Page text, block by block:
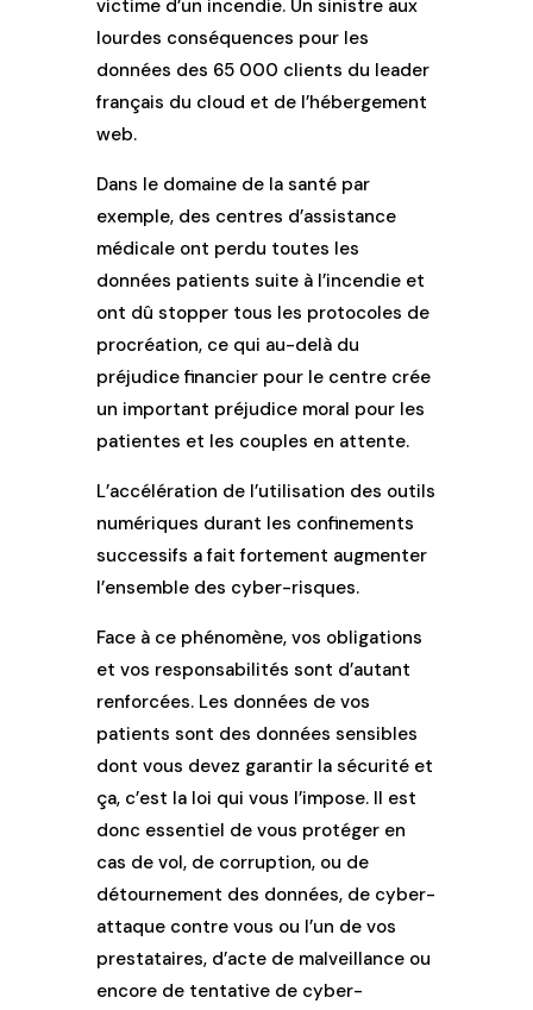
victime d’un incendie. Un sinistre aux
lourdes conséquences pour les
données des 65 000 clients du leader
français du cloud et de l’hébergement
web.
Dans le domaine de la santé par
exemple, des centres d’assistance
médicale ont perdu toutes les
données patients suite à l’incendie et
ont dû stopper tous les protocoles de
procréation, ce qui au-delà du
préjudice financier pour le centre crée
un important préjudice moral pour les
patientes et les couples en attente.
L’accélération de l’utilisation des outils
numériques durant les confinements
successifs a fait fortement augmenter
l’ensemble des cyber-risques.
Face à ce phénomène, vos obligations
et vos responsabilités sont d’autant
renforcées. Les données de vos
patients sont des données sensibles
dont vous devez garantir la sécurité et
ça, c’est la loi qui vous l’impose. Il est
donc essentiel de vous protéger en
cas de vol, de corruption, ou de
détournement des données, de cyber-
attaque contre vous ou l’un de vos
prestataires, d’acte de malveillance ou
encore de tentative de cyber-